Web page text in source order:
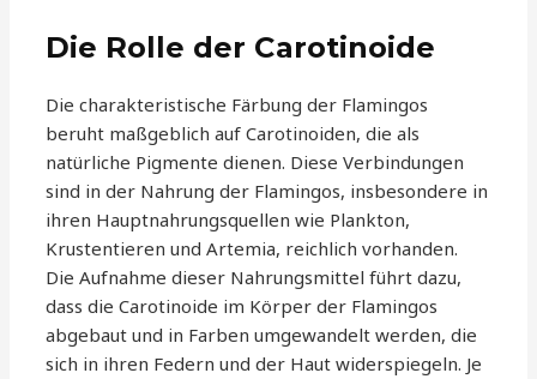
Die Rolle der Carotinoide
Die charakteristische Färbung der Flamingos
beruht maßgeblich auf Carotinoiden, die als
natürliche Pigmente dienen. Diese Verbindungen
sind in der Nahrung der Flamingos, insbesondere in
ihren Hauptnahrungsquellen wie Plankton,
Krustentieren und Artemia, reichlich vorhanden.
Die Aufnahme dieser Nahrungsmittel führt dazu,
dass die Carotinoide im Körper der Flamingos
abgebaut und in Farben umgewandelt werden, die
sich in ihren Federn und der Haut widerspiegeln. Je